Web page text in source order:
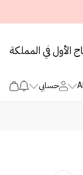
الأول في المملكة
حسابي